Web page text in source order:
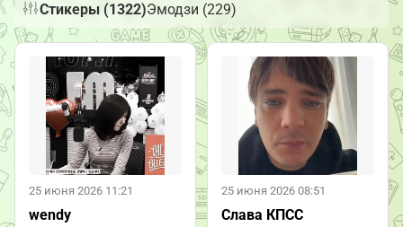
Стикеры (1322)Эмодзи (229)
25 июня 2026 11:21
wendy
25 июня 2026 08:51
Слава КПСС